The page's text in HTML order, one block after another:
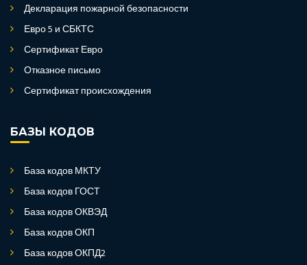
Декларация пожарной безопасности
Евро 5 и СБКТС
Сертификат Евро
Отказное письмо
Сертификат происхождения
БАЗЫ КОДОВ
База кодов МКТУ
База кодов ГОСТ
База кодов ОКВЭД
База кодов ОКП
База кодов ОКПД2